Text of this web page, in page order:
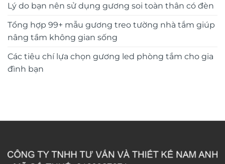
Lý do bạn nên sử dụng gương soi toàn thân có đèn
Tổng hợp 99+ mẫu gương treo tường nhà tắm giúp
nâng tầm không gian sống
Các tiêu chí lựa chọn gương led phòng tắm cho gia
đình bạn